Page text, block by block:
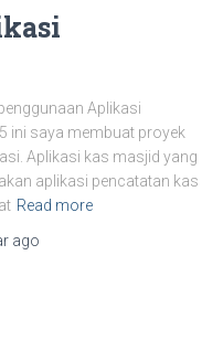
Aplikasi
ini saya membuat proyek
Aplikasi kas masjid yang
aplikasi pencatatan kas
Read more
ago